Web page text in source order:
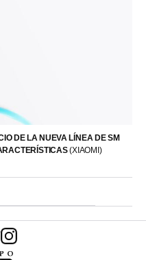
DE LA NUEVA LÍNEA DE SM
(XIAOMI)